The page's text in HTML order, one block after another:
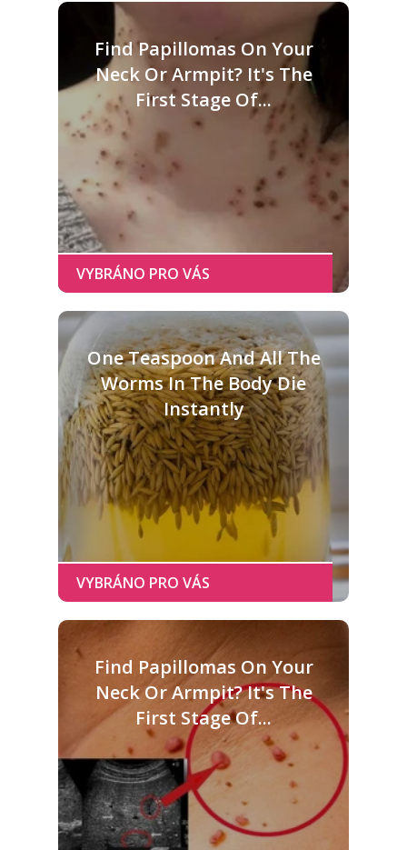
Find Papillomas On Your
Neck Or Armpit? It's The
First Stage Of...
One Teaspoon And All The
Worms In The Body Die
Instantly
Find Papillomas On Your
Neck Or Armpit? It's The
First Stage Of...